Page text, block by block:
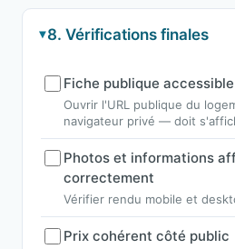
8. Vérifications finales
Fiche publique accessible
Ouvrir l'URL publique du
navigateur privé — doit
Photos et informations
correctement
Vérifier rendu mobile et
Prix cohérent côté public